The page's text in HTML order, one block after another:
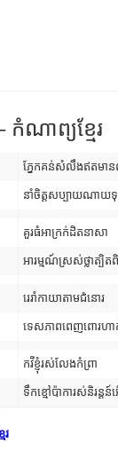
ណាព្យខ្មែរ
ភ្នែកគន់សំលឹងឥតមា
នាំចិត្តសប្បាយណាយទុ
គួរធំអាក្រក់ដិតនាសា
អារម្មណ៍ស្រស់ថ្លាត្បិត
រេរាំកាយាតាមជំនោរ
ទេសភាពពេញពោរហ
កវីខ្ញុំរស់លែងកំព្រា
ទឹកខ្មៅប៉ាការស់និរន្ត
រ